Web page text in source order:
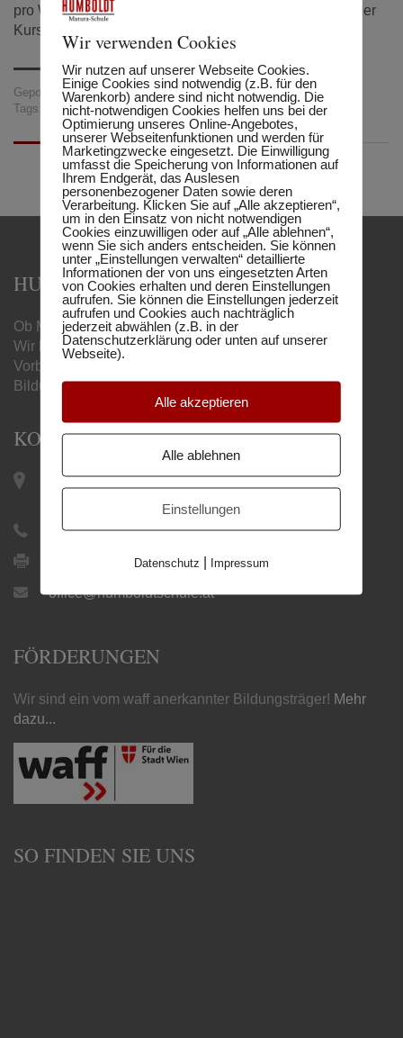
pro Woche, gesamt 48 UE Kurstkosten: € 375,– inkl. aller
Kursunterlagen
Gepostet in: Matura-Schule
Tags:
Latinum, Sprachkurse
HUMBOLDT MATURA-SCHULE
Ob Matura, Handelsschule oder Berufsreifeprüfung –
Wir begleiten Sie mit unseren online
Vorbereitungslehrgängen zum gewünschten
Bildungsabschluss.
KONTAKT
Keplerplatz 12 / Top 19 |
1100 Wien
+43 1 505 27 21
+43 1 505 27 21 9
office@humboldtschule.at
FÖRDERUNGEN
Wir sind ein vom waff anerkannter Bildungsträger! Mehr
dazu...
SO FINDEN SIE UNS
Wir verwenden Cookies
Wir nutzen auf unserer Webseite Cookies.
Einige Cookies sind notwendig (z.B. für den
Warenkorb) andere sind nicht notwendig. Die
nicht-notwendigen Cookies helfen uns bei der
Optimierung unseres Online-Angebotes,
unserer Webseitenfunktionen und werden für
Marketingzwecke eingesetzt. Die Einwilligung
umfasst die Speicherung von Informationen auf
Ihrem Endgerät, das Auslesen
personenbezogener Daten sowie deren
Verarbeitung. Klicken Sie auf „Alle akzeptieren“,
um in den Einsatz von nicht notwendigen
Cookies einzuwilligen oder auf „Alle ablehnen“,
wenn Sie sich anders entscheiden. Sie können
unter „Einstellungen verwalten“ detaillierte
Informationen der von uns eingesetzten Arten
von Cookies erhalten und deren Einstellungen
aufrufen. Sie können die Einstellungen jederzeit
aufrufen und Cookies auch nachträglich
jederzeit abwählen (z.B. in der
Datenschutzerklärung oder unten auf unserer
Webseite).
Alle akzeptieren
Alle ablehnen
Einstellungen
Datenschutz | Impressum